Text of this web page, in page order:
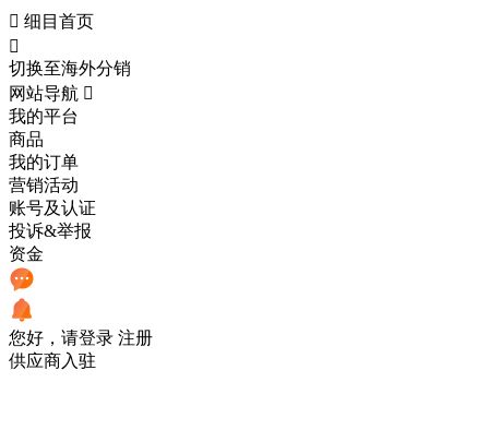
 细目首页

切换至海外分销
网站导航 
我的平台
商品
我的订单
营销活动
账号及认证
投诉&举报
资金
您好，请登录 注册
供应商入驻